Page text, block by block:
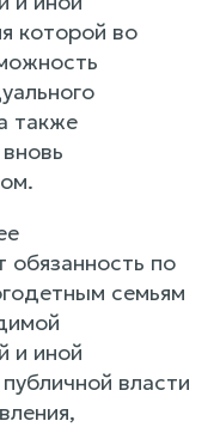
которой во
также
обязанность по
семьям
и иной
власти